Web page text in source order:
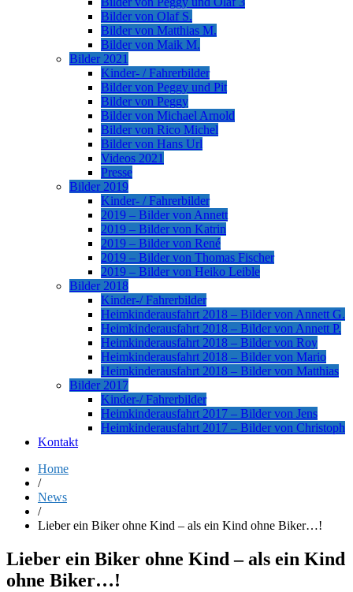
Bilder von Olaf S.
Bilder von Matthias M.
Bilder von Maik M.
Bilder 2021
Kinder- / Fahrerbilder
Bilder von Peggy und Pit
Bilder von Peggy
Bilder von Michael Arnold
Bilder von Rico Michel
Bilder von Hans Url
Videos 2021
Presse
Bilder 2019
Kinder- / Fahrerbilder
2019 – Bilder von Annett
2019 – Bilder von Katrin
2019 – Bilder von René
2019 – Bilder von Thomas Fischer
2019 – Bilder von Heiko Leible
Bilder 2018
Kinder-/ Fahrerbilder
Heimkinderausfahrt 2018 – Bilder von Annett G.
Heimkinderausfahrt 2018 – Bilder von Annett P.
Heimkinderausfahrt 2018 – Bilder von Roy
Heimkinderausfahrt 2018 – Bilder von Mario
Heimkinderausfahrt 2018 – Bilder von Matthias
Bilder 2017
Kinder-/ Fahrerbilder
Heimkinderausfahrt 2017 – Bilder von Jens
Heimkinderausfahrt 2017 – Bilder von Christoph
Kontakt
Home
/
News
/
Lieber ein Biker ohne Kind – als ein Kind ohne Biker…!
Lieber ein Biker ohne Kind – als ein Kind
ohne Biker…!